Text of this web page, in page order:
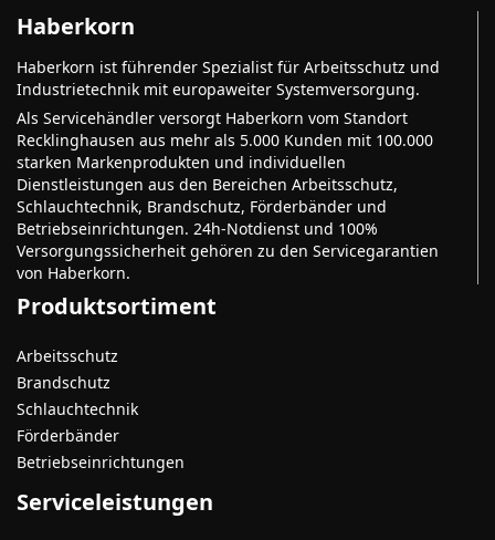
Haberkorn
Haberkorn ist führender Spezialist für Arbeitsschutz und
Industrietechnik mit europaweiter Systemversorgung.
Als Servicehändler versorgt Haberkorn vom Standort
Recklinghausen aus mehr als 5.000 Kunden mit 100.000
starken Markenprodukten und individuellen
Dienstleistungen aus den Bereichen Arbeitsschutz,
Schlauchtechnik, Brandschutz, Förderbänder und
Betriebseinrichtungen. 24h-Notdienst und 100%
Versorgungssicherheit gehören zu den Servicegarantien
von Haberkorn.
Produktsortiment
Arbeitsschutz
Brandschutz
Schlauchtechnik
Förderbänder
Betriebseinrichtungen
Serviceleistungen